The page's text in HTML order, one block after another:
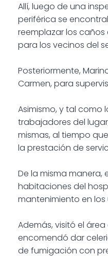
Allí, luego de una
periférica se
reemplazar los
para los vecinos del
Posteriormente,
Carmen, para
Asimismo, y tal
trabajadores del
mismas, al tiempo
la prestación de
De la misma
habitaciones del
mantenimiento en los
Además, visitó el
encomendó dar
de fumigación con